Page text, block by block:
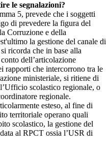
le segnalazioni?
5, prevede che i soggetti
di prevedere la figura del
Corruzione e della
la gestione del canale di
ricorda che in base alla
dell’articolazione
rapporti che intercorrono tra le
ministeriale, si ritiene di
scolastico regionale, o
regionale.
esteso, al fine di
territoriale operano quali
scolastico, la gestione del
al RPCT ossia l’USR di